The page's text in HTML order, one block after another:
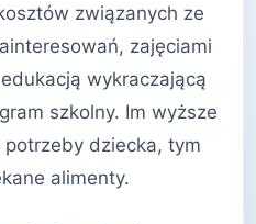
związanych ze
zajęciami
wykraczającą
szkolny. Im wyższe
dziecka, tym
alimenty.